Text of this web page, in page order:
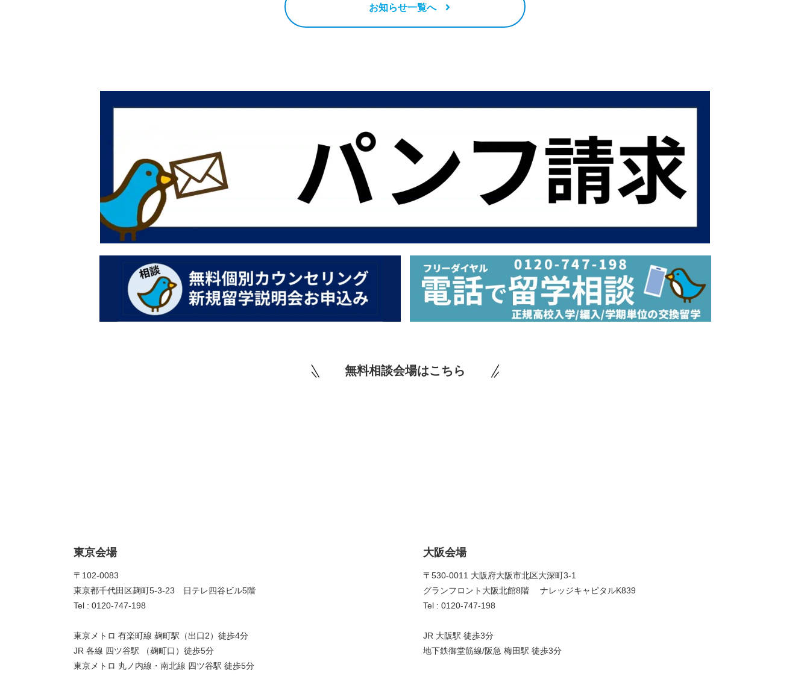
お知らせ一覧へ
無料相談会場はこちら
東京会場
〒102-0083
東京都千代田区麹町5-3-23 日テレ四谷ビル5階
Tel : 0120-747-198
東京メトロ 有楽町線 麹町駅（出口2）徒歩4分
JR 各線 四ツ谷駅 （麹町口）徒歩5分
東京メトロ 丸ノ内線・南北線 四ツ谷駅 徒歩5分
大阪会場
〒530-0011 大阪府大阪市北区大深町3-1
グランフロント大阪北館8階 ナレッジキャピタルK839
Tel : 0120-747-198
JR 大阪駅 徒歩3分
地下鉄御堂筋線/阪急 梅田駅 徒歩3分